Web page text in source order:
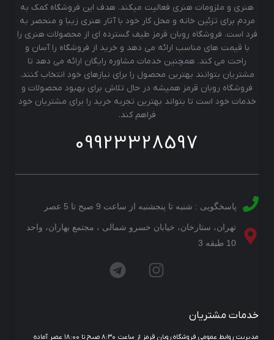
هنری و ملزومات هنری فعالیت میکند. هدف این فروشگاه کمک به
مردم برای تزئین خانه و محل کار خود با آثار هنری زیبا و منحصر به
فرد است. فروشگاه روبان قرمز طیف گسترده ای از محصولات هنری را
با قیمت های مناسب ارائه می دهد و خرید از فروشگاه را آسان و
راحت می کند. همچنین خدمات مشاوره رایگان ارائه می دهد تا
مشتریان بتوانند بهترین محصول را برای نیازهای خود انتخاب کنند.
فروشگاه روبان قرمز همیشه در حال تلاش برای بهبود محصولات و
خدمات خود است تا بتواند بهترین تجربه خرید را برای مشتریان خود
فراهم کند.
09923328597
پاسخگویی : شنبه تا پنجشنبه از ساعت 9 صبح تا 5 عصر
تهران، ستارخان، خیابان خسرو شمالی ، مجتمع بهاران، واحد
10 طبقه 3
خدمات مشتریان
مدیریت روابط عمومی فروشگاه روبان قرمز از ساعت ۸:۳۰ صبح تا ۱۸:۰۰ عصر آماده